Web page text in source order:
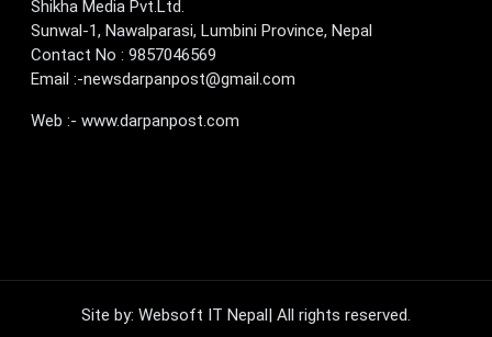
Shikha Media Pvt.Ltd.
Sunwal-1, Nawalparasi, Lumbini Province, Nepal
Contact No : 9857046569
Email :-newsdarpanpost@gmail.com
Web :- www.darpanpost.com
Site by: Websoft IT Nepal| All rights reserved.